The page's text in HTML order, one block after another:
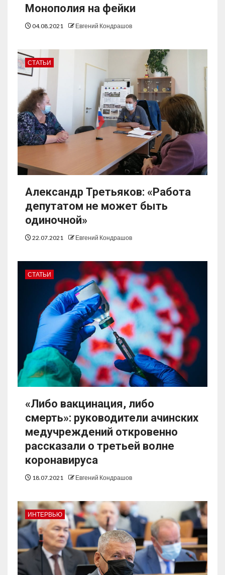
Монополия на фейки
04.08.2021 Евгений Кондрашов
СТАТЬИ
Александр Третьяков: «Работа
депутатом не может быть
одиночной»
22.07.2021 Евгений Кондрашов
СТАТЬИ
«Либо вакцинация, либо
смерть»: руководители ачинских
медучреждений откровенно
рассказали о третьей волне
коронавируса
18.07.2021 Евгений Кондрашов
ИНТЕРВЬЮ